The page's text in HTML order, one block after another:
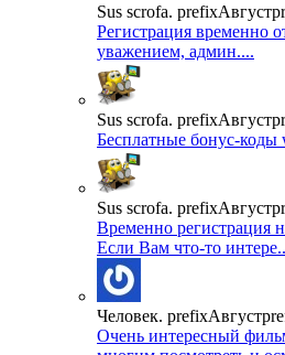
Sus scrofa.
Регистрация временно
уважением, админ....
Sus scrofa.
Бесплатные бонус-коды
Sus scrofa.
Временно регистрация
Если Вам что-то
Человек.
Очень интересный